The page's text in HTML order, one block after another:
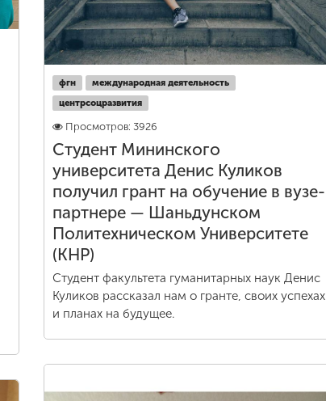
фгн
международная деятельность
центрсоцразвития
Просмотров: 3926
Студент Мининского
университета Денис Куликов
получил грант на обучение в вузе-
партнере — Шаньдунском
Политехническом Университете
(КНР)
Студент факультета гуманитарных наук Денис
Куликов рассказал нам о гранте, своих успехах
и планах на будущее.